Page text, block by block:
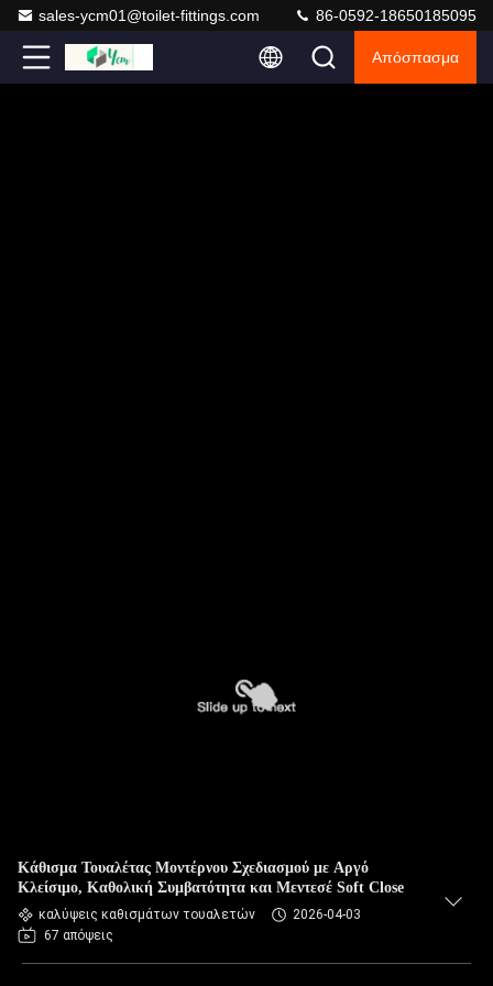
sales-ycm01@toilet-fittings.com 86-0592-18650185095
Απόσπασμα
Κάθισμα Τουαλέτας Μοντέρνου Σχεδιασμού με Αργό
Κλείσιμο, Καθολική Συμβατότητα και Μεντεσέ Soft Close
καλύψεις καθισμάτων τουαλετών
2026-04-03
67 απόψεις